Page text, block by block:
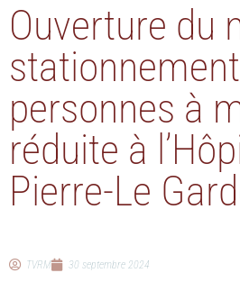
Ouverture du
personnes à
réduite à
Pierre-Le
TVRM 30 septembre 2024